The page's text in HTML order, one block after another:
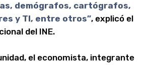
demógrafos, cartógrafos,
y TI, entre otros”, explicó el
del INE.
el economista, integrante